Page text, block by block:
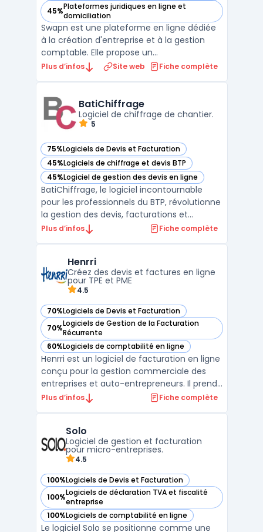
45%Plateformes juridiques en ligne et
domiciliation
— voir Swapn dans cette catégorie
Swapn est une plateforme en ligne dédiée
à la création d'entreprise et à la gestion
comptable. Elle propose un
accompagnement personnalisé pour les
société. Swapn se distingue par des tarifs
attractifs, offrant la cré ...
Plus d’infos Site web Fiche complète
BatiChiffrage
Logiciel de chiffrage de chantier.
5
75%Logiciels de Devis et Facturation
— voir BatiChiffrage dans cette catégorie
45%Logiciels de chiffrage et devis BTP
— voir BatiChiffrage dans cette catégorie
45%Logiciel de gestion des devis en ligne
— voir BatiChiffrage dans cette catégorie
BatiChiffrage, le logiciel incontournable
pour les professionnels du BTP, révolutionne
la gestion des devis, facturations et
chiffrages. Conçu spécifiquement pour les
et précise des coûts, grâce à une base de d
...
Plus d’infos Fiche complète
Henrri
Créez des devis et factures en ligne
pour TPE et PME
4.5
70%Logiciels de Devis et Facturation
— voir Henrri dans cette catégorie
70%Logiciels de Gestion de la Facturation
Récurrente
— voir Henrri dans cette catégorie
60%Logiciels de comptabilité en ligne
— voir Henrri dans cette catégorie
Henrri est un logiciel de facturation en ligne
conçu pour la gestion commerciale des
entreprises et auto-entrepreneurs. Il prend
en compte les besoins concrets des TPE,
réglementation française, y compris la
conformité an ...
Plus d’infos Fiche complète
Solo
Logiciel de gestion et facturation
pour micro-entreprises.
4.5
100%Logiciels de Devis et Facturation
— voir Solo dans cette catégorie
100%Logiciels de déclaration TVA et fiscalité
entreprise
— voir Solo dans cette catégorie
100%Logiciels de comptabilité en ligne
— voir Solo dans cette catégorie
Le logiciel Solo se positionne comme une